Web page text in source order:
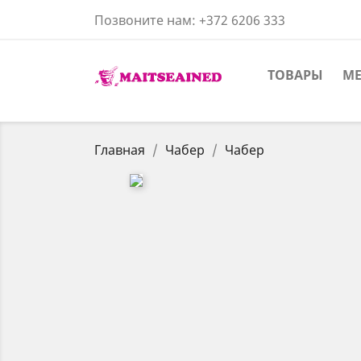
Позвоните нам: +372 6206 333
ТОВАРЫ
Главная Чабер Чабер